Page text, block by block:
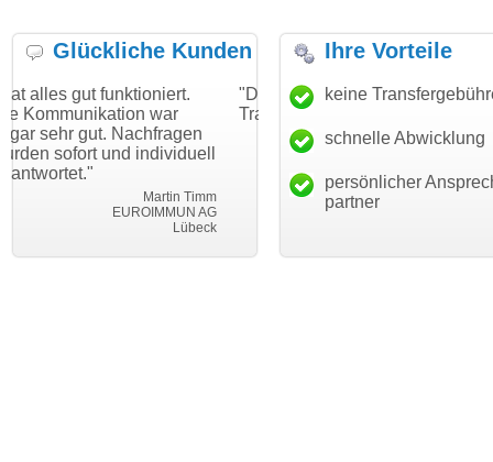
Glückliche Kunden
war
individuell
"Danke für den schnellen
Transfer und guten Service!"
Thomas Schäfer
i can eckert communication GmbH
"Ich bin
haben. Die
mein Business
Ihre Vorteile
keine
schnelle Abwicklung
persönlicher
partner